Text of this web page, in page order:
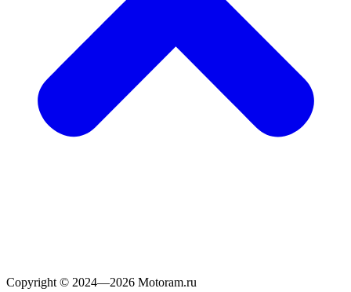
Copyright © 2024—2026 Motoram.ru